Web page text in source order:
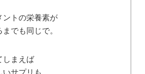
ントの栄養素が
でも同じで。
しまえば